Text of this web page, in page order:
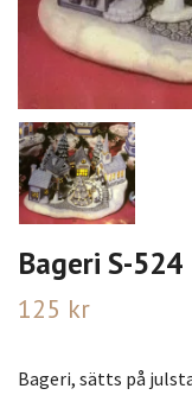
Bageri S-524
125 kr
Bageri, sätts på